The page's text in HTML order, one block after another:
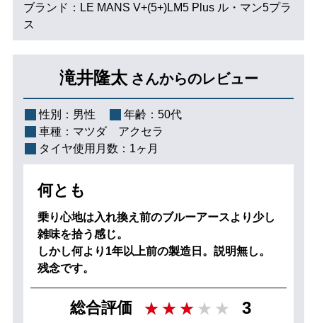
ブランド：LE MANS V+(5+)LM5 Plus ル・マン5プラ
ス
滝井隆太 さんからのレビュー
性別： 男性 年齢： 50代
車種： マツダ アクセラ
タイヤ使用月数： 1ヶ月
何とも
乗り心地は入れ換え前のブルーアースより少し
雑味を拾う感じ。
しかし何より1年以上前の製造日。説明無し。
残念です。
総合評価 3